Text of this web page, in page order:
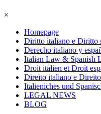
×
Homepage
Diritto italiano e Diritto
Derecho italiano y
Italian Law & Spanish
Droit italien et Droit
Direito italiano e
Italieniches und
LEGAL NEWS
BLOG